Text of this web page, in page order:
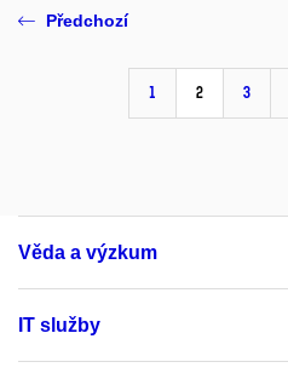
Předchozí
1 2 3
Věda a výzkum
IT služby